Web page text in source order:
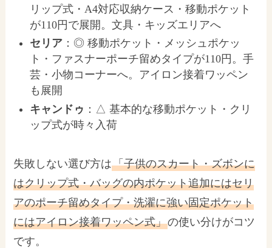
リップ式・A4対応収納ケース・移動ポケット
が110円で展開。文具・キッズエリアへ
セリア ：◎ 移動ポケット・メッシュポケッ
ト・ファスナーポーチ留めタイプが110円。手
芸・小物コーナーへ。アイロン接着ワッペン
も展開
キャンドゥ ：△ 基本的な移動ポケット・クリ
ップ式が時々入荷
失敗しない選び方は「子供のスカート・ズボンに
はクリップ式・バッグの内ポケット追加にはセリ
アのポーチ留めタイプ・洗濯に強い固定ポケット
にはアイロン接着ワッペン式」の使い分けがコツ
です。